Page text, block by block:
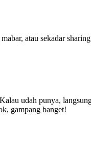
atau sekadar
udah punya,
gampang banget!